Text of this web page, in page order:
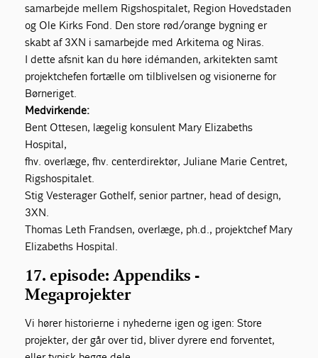
samarbejde mellem Rigshospitalet, Region Hovedstaden
og Ole Kirks Fond. Den store rød/orange bygning er
skabt af 3XN i samarbejde med Arkitema og Niras.
I dette afsnit kan du høre idémanden, arkitekten samt
projektchefen fortælle om tilblivelsen og visionerne for
Børneriget.
Medvirkende:
Bent Ottesen, lægelig konsulent Mary Elizabeths
Hospital,
fhv. overlæge, fhv. centerdirektør, Juliane Marie Centret,
Rigshospitalet.
Stig Vesterager Gothelf, senior partner, head of design,
3XN.
Thomas Leth Frandsen, overlæge, ph.d., projektchef Mary
Elizabeths Hospital.
17. episode: Appendiks -
Megaprojekter
Vi hører historierne i nyhederne igen og igen: Store
projekter, der går over tid, bliver dyrere end forventet,